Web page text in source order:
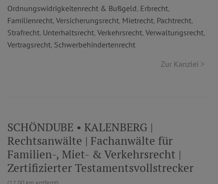
Ordnungswidrigkeitenrecht & Bußgeld, Erbrecht,
Familienrecht, Versicherungsrecht, Mietrecht, Pachtrecht,
Strafrecht, Unterhaltsrecht, Verkehrsrecht, Verwaltungsrecht,
Vertragsrecht, Schwerbehindertenrecht
Zur Kanzlei >
SCHÖNDUBE • KALENBERG |
Rechtsanwälte | Fachanwälte für
Familien-, Miet- & Verkehrsrecht |
Zertifizierter Testamentsvollstrecker